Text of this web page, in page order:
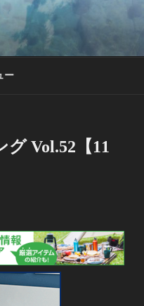
ー
グ Vol.52【11